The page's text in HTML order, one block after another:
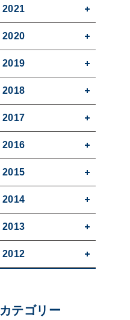
2021
2020
2019
2018
2017
2016
2015
2014
2013
2012
カテゴリー